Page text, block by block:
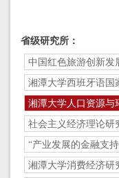
省级研究所：
中国红色旅游创新发
湘潭大学西班牙语国
湘潭大学人口资源与
社会主义经济理论研
“产业发展的金融支
湘潭大学消费经济研